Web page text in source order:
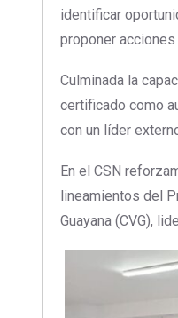
identificar
proponer
Culminada la
certificado como
con un líder
En el CSN
lineamientos del
Guayana (CVG),